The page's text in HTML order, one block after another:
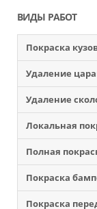
ВИДЫ РАБОТ
Покраска
Удаление
Удаление
Локальная
Полная
Покраска
Покраска